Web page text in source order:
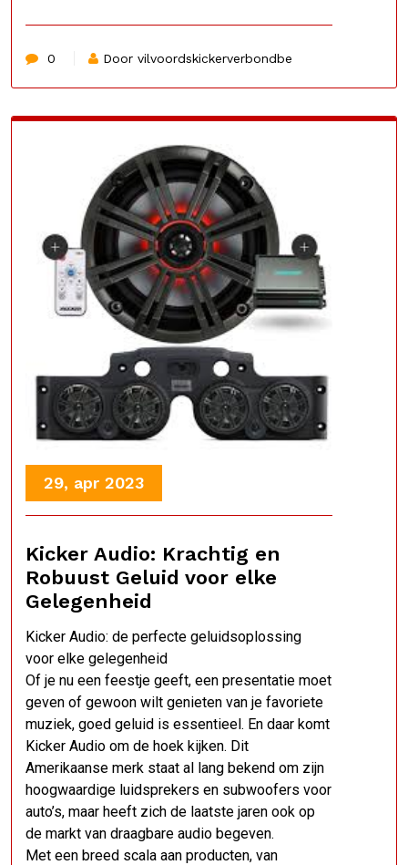
0 Door vilvoordskickerverbondbe
29, apr 2023
Kicker Audio: Krachtig en
Robuust Geluid voor elke
Gelegenheid
Kicker Audio: de perfecte geluidsoplossing
voor elke gelegenheid
Of je nu een feestje geeft, een presentatie moet
geven of gewoon wilt genieten van je favoriete
muziek, goed geluid is essentieel. En daar komt
Kicker Audio om de hoek kijken. Dit
Amerikaanse merk staat al lang bekend om zijn
hoogwaardige luidsprekers en subwoofers voor
auto’s, maar heeft zich de laatste jaren ook op
de markt van draagbare audio begeven.
Met een breed scala aan producten, van